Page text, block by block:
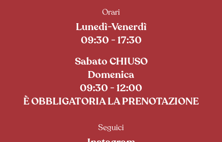
Orari
Lunedì-Venerdì
09:30 - 17:30
Sabato CHIUSO
Domenica
09:30 - 12:00
È OBBLIGATORIA LA PRENOTAZIONE
Seguici